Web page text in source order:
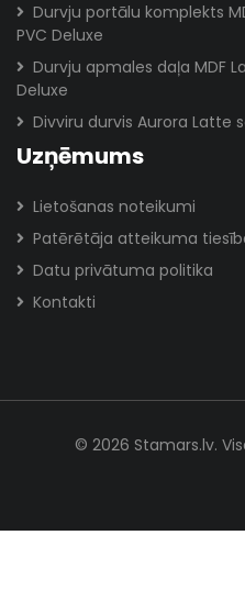
Durvju portālu komplekts
PVC Deluxe
Durvju apmales daļa MDF
Deluxe
Divviru durvis Aurora Latte
Uzņēmums
Lietošanas noteikumi
Patērētāja atteikuma
Datu privātuma politika
Kontakti
© 2026 Stamars.lv.